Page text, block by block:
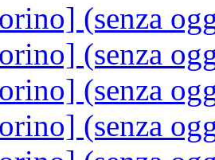
(senza
(senza
(senza
(senza